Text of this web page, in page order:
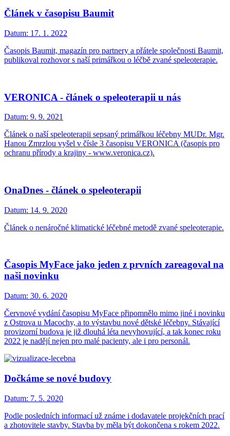
Článek v časopisu Baumit
Datum: 17. 1. 2022
Časopis Baumit, magazín pro partnery a přátele společnosti Baumit,
publikoval rozhovor s naší primářkou o léčbě zvané speleoterapie.
VERONICA - článek o speleoterapii u nás
Datum: 9. 9. 2021
Článek o naší speleoterapii sepsaný primářkou léčebny MUDr. Mgr.
Hanou Zmrzlou vyšel v čísle 3 časopisu VERONICA (časopis pro
ochranu přírody a krajiny - www.veronica.cz).
OnaDnes - článek o speleoterapii
Datum: 14. 9. 2020
Článek o nenáročné klimatické léčebné metodě zvané speleoterapie.
Časopis MyFace jako jeden z prvních zareagoval na
naši novinku
Datum: 30. 6. 2020
Červnové vydání časopisu MyFace připomnělo mimo jiné i novinku
z Ostrova u Macochy, a to výstavbu nové dětské léčebny. Stávající
provizorní budova je již dlouhá léta nevyhovující, a tak konec roku
2022 je nadějí nejen pro malé pacienty, ale i pro personál.
Dočkáme se nové budovy
Datum: 7. 5. 2020
Podle posledních informací už známe i dodavatele projekčních prací
a zhotovitele stavby. Stavba by měla být dokončena s rokem 2022.